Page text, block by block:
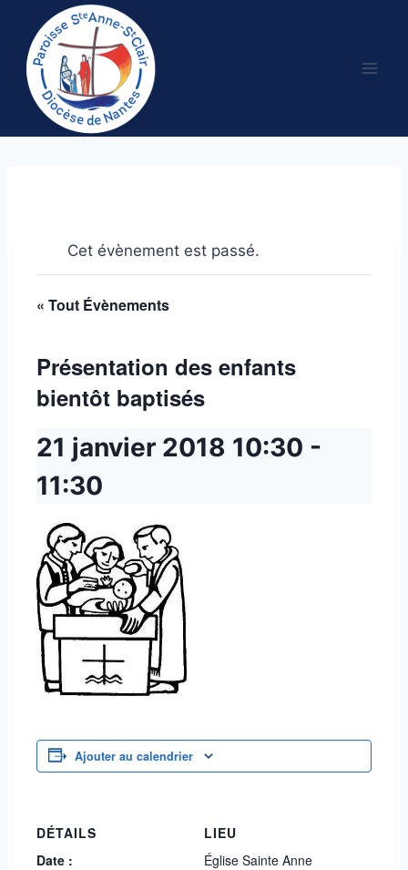
contenu
Cet évènement est passé.
« Tout Évènements
Présentation des enfants
bientôt baptisés
21 janvier 2018 10:30 -
11:30
Ajouter au calendrier
DÉTAILS
Date :
LIEU
Église Sainte Anne